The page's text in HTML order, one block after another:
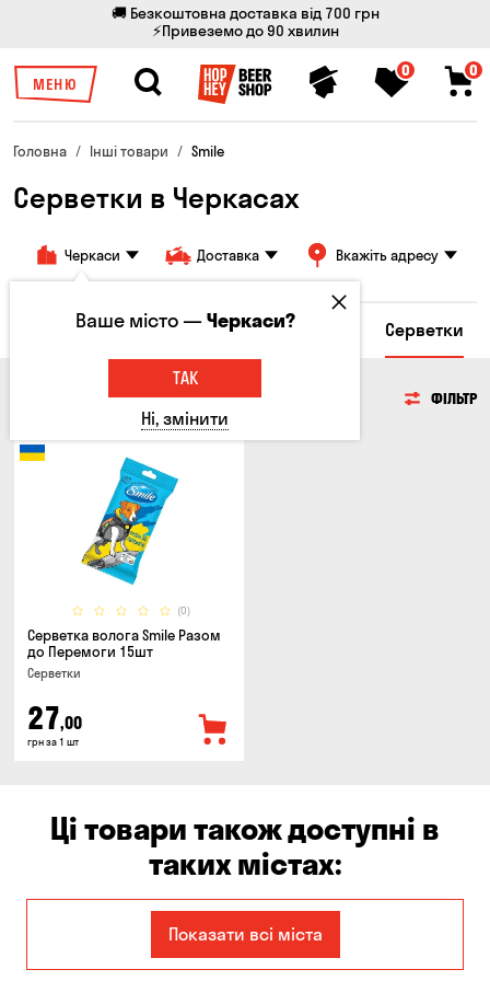
🚚 Безкоштовна доставка від 700 грн
⚡Привеземо до 90 хвилин
МЕНЮ
0 0
Головна Інші товари Smile
Серветки в Черкасах
Черкаси Доставка Вкажіть адресу
Келихи та кухлі Брелоки Серветки
СЕРВЕТКИ ФІЛЬТР
(0)
Серветка волога Smile Разом
до Перемоги 15шт
Серветки
27,00
грн за 1 шт
Ці товари також доступні в
таких містах:
Вишневе Віта-Поштова
Показати всі міста
Ваше місто —Черкаси?
ТАК
Ні, змінити